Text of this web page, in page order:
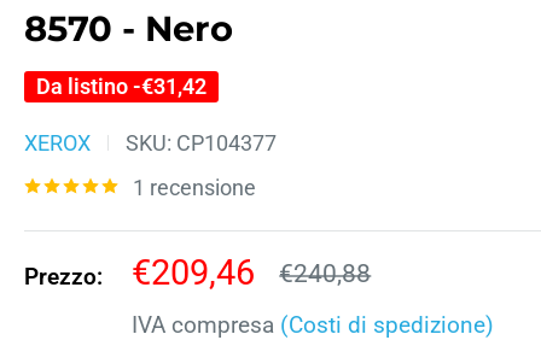
8570 - Nero
Da listino -€31,42
XEROX SKU: CP104377
1 recensione
Prezzo:
Prezzo
scontato
€209,46 Prezzo
€240,88
IVA compresa (Costi di spedizione)